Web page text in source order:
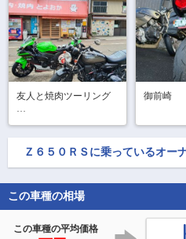
友人と焼肉ツーリング
はほぼ予約組…予約無
しの自分達は1時間以内
こと(余裕)
御前崎
Ｚ６５０ＲＳ に乗っているオー
この車種の相場
この車種の平均価格